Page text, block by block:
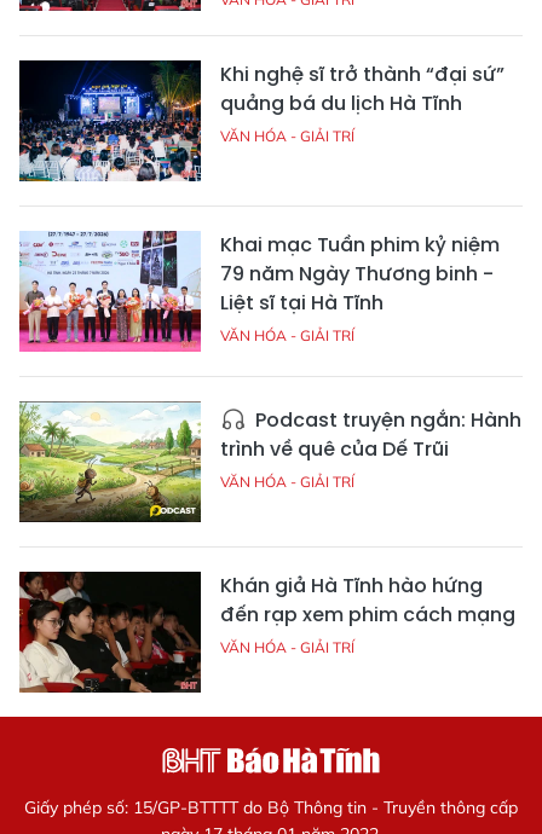
Khi nghệ sĩ trở thành “đại sứ”
quảng bá du lịch Hà Tĩnh
VĂN HÓA - GIẢI TRÍ
Khai mạc Tuần phim kỷ niệm
79 năm Ngày Thương binh -
Liệt sĩ tại Hà Tĩnh
VĂN HÓA - GIẢI TRÍ
Podcast truyện ngắn: Hành
trình về quê của Dế Trũi
VĂN HÓA - GIẢI TRÍ
Khán giả Hà Tĩnh hào hứng
đến rạp xem phim cách mạng
VĂN HÓA - GIẢI TRÍ
Giấy phép số: 15/GP-BTTTT do Bộ Thông tin - Truyền thông cấp